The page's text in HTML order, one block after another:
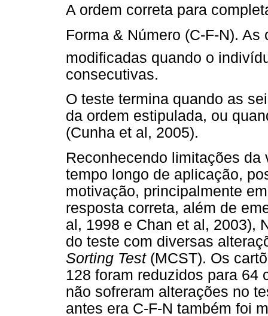
A ordem correta para
Forma & Número (C-F-N).
modificadas quando o
consecutivas.
O teste termina quando as
da ordem estipulada, ou
(Cunha et al, 2005).
Reconhecendo limitações da
tempo longo de aplicação,
motivação, principalmente
resposta correta, além de
al, 1998 e Chan et al, 2003),
do teste com diversas
Sorting Test (MCST). Os
128 foram reduzidos para 64
não sofreram alterações no
antes era C-F-N também foi